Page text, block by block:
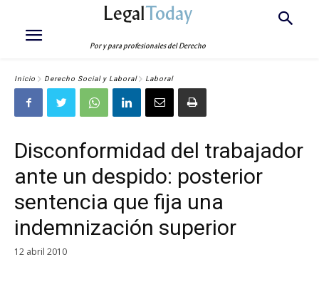
LegalToday
Por y para profesionales del Derecho
Inicio Derecho Social y Laboral Laboral
Disconformidad del trabajador
ante un despido: posterior
sentencia que fija una
indemnización superior
12 abril 2010